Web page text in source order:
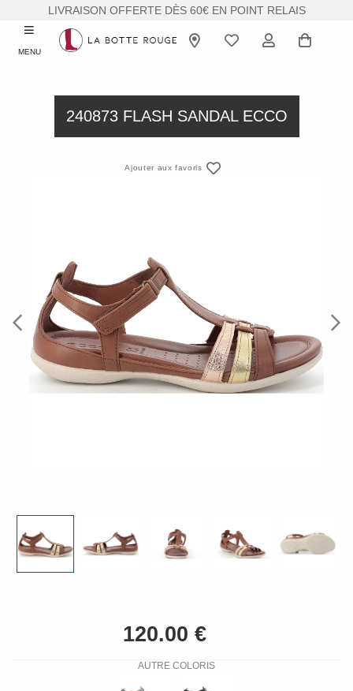
LIVRAISON OFFERTE DÈS 60€ EN POINT RELAIS
MENU
240873 FLASH SANDAL ECCO
Ajouter aux favoris
Previous
AUTRE COLORIS